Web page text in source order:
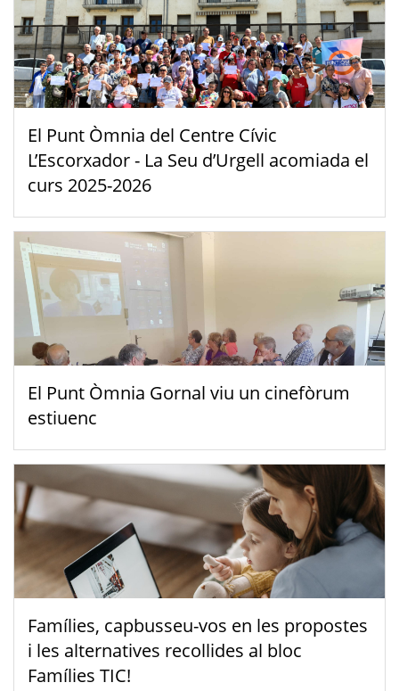
El Punt Òmnia del Centre Cívic
L’Escorxador - La Seu d’Urgell acomiada el
curs 2025-2026
El Punt Òmnia Gornal viu un cinefòrum
estiuenc
Famílies, capbusseu-vos en les propostes
i les alternatives recollides al bloc
Famílies TIC!